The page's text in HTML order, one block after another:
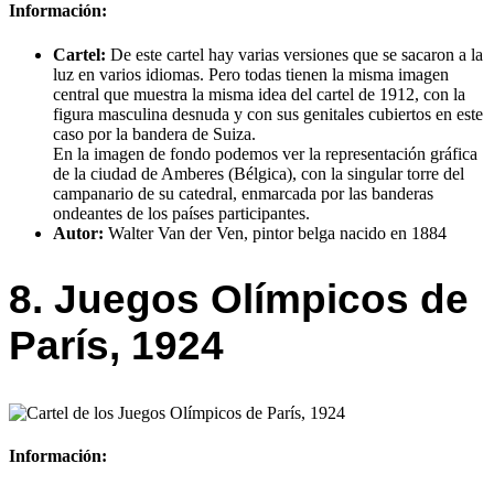
Información:
Cartel: De este cartel hay varias versiones que se sacaron a la
luz en varios idiomas. Pero todas tienen la misma imagen
central que muestra la misma idea del cartel de 1912, con la
figura masculina desnuda y con sus genitales cubiertos en este
caso por la bandera de Suiza.
En la imagen de fondo podemos ver la representación gráfica
de la ciudad de Amberes (Bélgica), con la singular torre del
campanario de su catedral, enmarcada por las banderas
ondeantes de los países participantes.
Autor: Walter Van der Ven, pintor belga nacido en 1884
8. Juegos Olímpicos de
París, 1924
Información: